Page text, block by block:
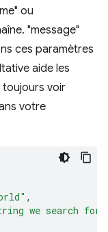
ou
"message"
ces paramètres
aide les
voir
votre
,
we search for.